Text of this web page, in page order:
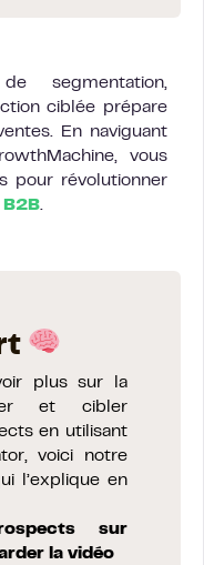
segmentation,
ciblée prépare
En naviguant
vous
pour révolutionner
plus sur la
et cibler
en utilisant
voici notre
l’explique en
sur
la vidéo